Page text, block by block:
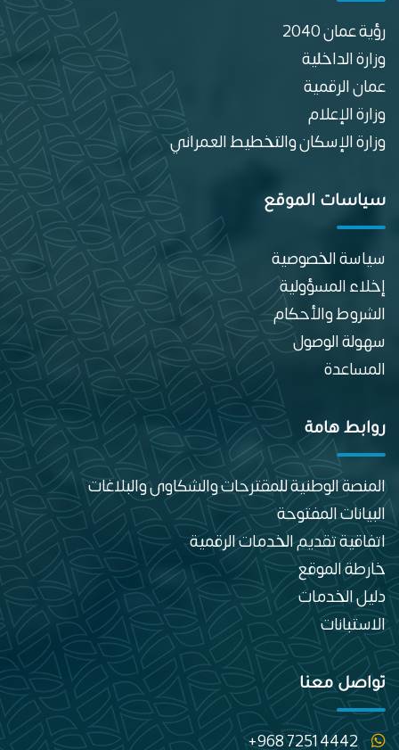
رؤية عمان 2040
وزارة الداخلية
عمان الرقمية
وزارة الإعلام
وزارة الإسكان والتخطيط العمراني
سياسات الموقع
سياسة الخصوصية
إخلاء المسؤولية
الشروط والأحكام
سهولة الوصول
المساعدة
روابط هامة
المنصة الوطنية للمقترحات والشكاوى والبلاغات
البيانات المفتوحة
اتفاقية تقديم الخدمات الرقمية
خارطة الموقع
دليل الخدمات
الاستبانات
تواصل معنا
+968 7251 4442